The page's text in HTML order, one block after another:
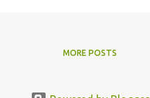
MORE POSTS